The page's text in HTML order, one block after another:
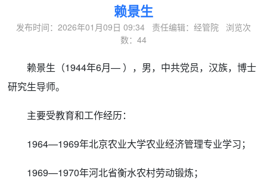
赖景生
发布时间：2026年01月09日 09:34 责任编辑：经管院 浏览次
数： 44
赖景生（1944年6月— ），男，中共党员，汉族，博士
研究生导师。
主要受教育和工作经历：
1964—1969年北京农业大学农业经济管理专业学习；
1969—1970年河北省衡水农村劳动锻炼；